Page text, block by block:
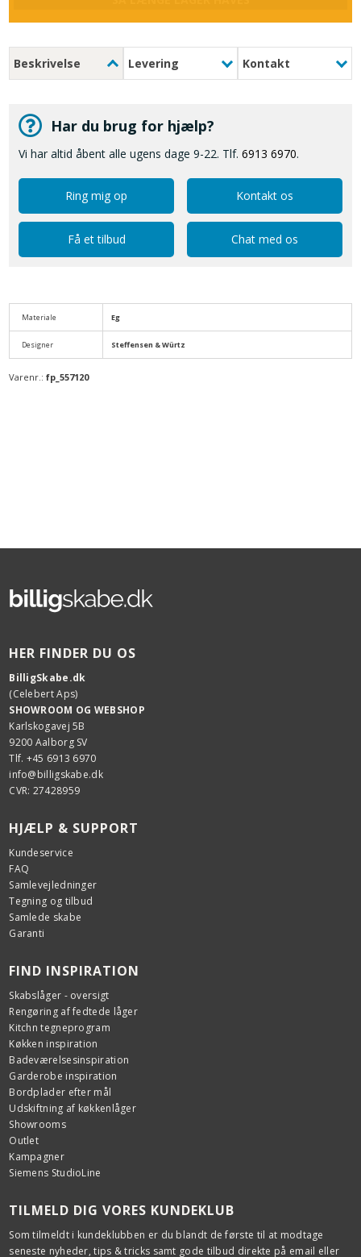
Beskrivelse Levering Kontakt
Har du brug for hjælp?
Vi har altid åbent alle ugens dage 9-22. Tlf.6913 6970.
Ring mig op Kontakt os
Få et tilbud Chat med os
Materiale Eg
Designer Steffensen & Würtz
Varenr.:fp_557120
HER FINDER DU OS
BilligSkabe.dk
(Celebert Aps)
SHOWROOM OG WEBSHOP
Karlskogavej 5B
9200 Aalborg SV
Tlf. +45 6913 6970
info@billigskabe.dk
CVR: 27428959
HJÆLP & SUPPORT
Kundeservice
FAQ
Samlevejledninger
Tegning og tilbud
Samlede skabe
Garanti
FIND INSPIRATION
Skabslåger - oversigt
Rengøring af fedtede låger
Kitchn tegneprogram
Køkken inspiration
Badeværelsesinspiration
Garderobe inspiration
Bordplader efter mål
Udskiftning af køkkenlåger
Showrooms
Outlet
Kampagner
Siemens StudioLine
TILMELD DIG VORES KUNDEKLUB
Som tilmeldt i kundeklubben er du blandt de første til at modtage
seneste nyheder, tips & tricks samt gode tilbud direkte på email eller